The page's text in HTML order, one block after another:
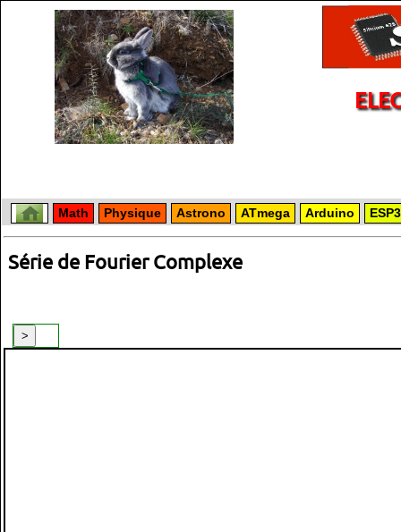
Math Physique Astrono ATmega Arduino
Série de Fourier Complexe